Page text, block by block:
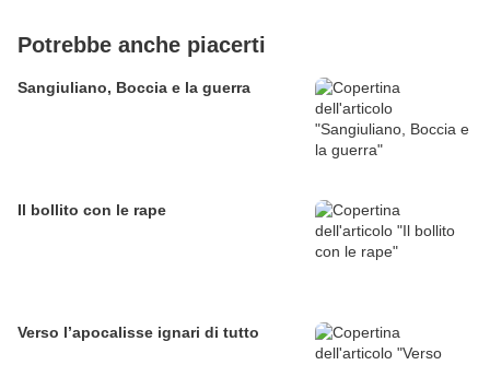
Potrebbe anche piacerti
Sangiuliano, Boccia e la guerra
Il bollito con le rape
Verso l’apocalisse ignari di tutto